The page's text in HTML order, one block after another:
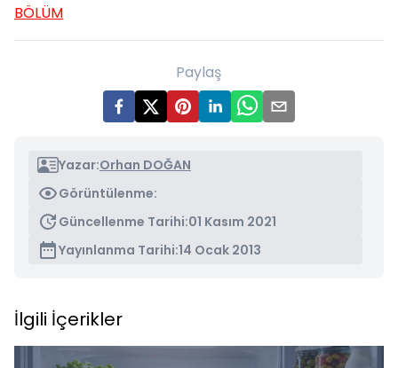
BÖLÜM
Paylaş
Yazar:Orhan DOĞAN
Görüntülenme:
Güncellenme Tarihi:01 Kasım 2021
Yayınlanma Tarihi:14 Ocak 2013
İlgili İçerikler